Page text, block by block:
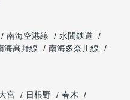
南海空港線
水間鉄道
海高野線
南海多奈川線
宮 日根野
春木